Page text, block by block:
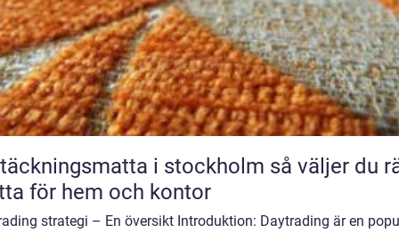
i stockholm så väljer du rätt
för hem och kontor
strategi – En översikt Introduktion: Daytrading är en